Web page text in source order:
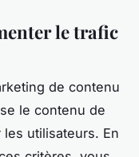
le trafic
de contenu
le contenu de
utilisateurs. En